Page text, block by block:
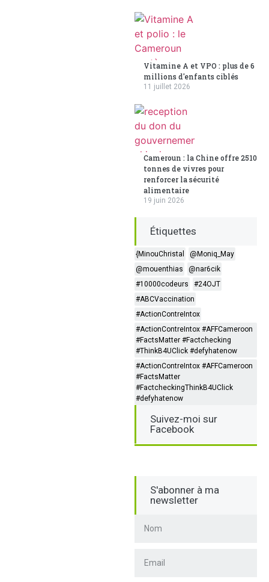
Vitamine A et VPO : plus de 6
millions d'enfants ciblés
11 juillet 2026
Cameroun : la Chine offre 2510
tonnes de vivres pour
renforcer la sécurité
alimentaire
19 juin 2026
Étiquettes
{MinouChristal
@Moniq_May
@mouenthias
@nar6cik
#10000codeurs
#24OJT
#ABCVaccination
#ActionContreIntox
#ActionContreIntox #AFFCameroon
#FactsMatter #Factchecking
#ThinkB4UClick #defyhatenow
#ActionContreIntox #AFFCameroon
#FactsMatter
#FactcheckingThinkB4UClick
#defyhatenow
Suivez-moi sur
Facebook
S'abonner à ma
newsletter